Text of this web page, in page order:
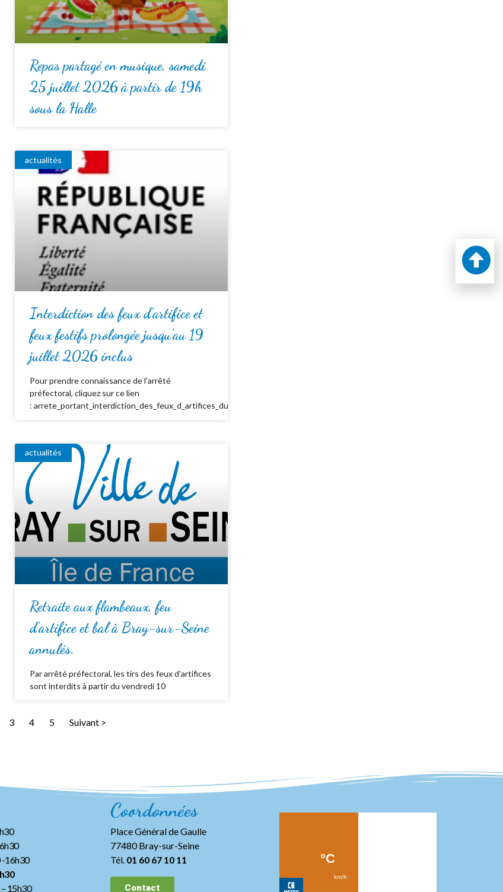
Repas partagé en musique, samedi
25 juillet 2026 à partir de 19h
sous la Halle
actualités
Interdiction des feux d’artifice et
feux festifs prolongée jusqu’au 19
juillet 2026 inclus
Pour prendre connaissance de l’arrêté
préfectoral, cliquez sur ce lien
: arrete_portant_interdiction_des_feux_d_artifices_du_15_au_19_juillet_2026
actualités
Retraite aux flambeaux, feu
d’artifice et bal à Bray-sur-Seine
annulés.
Par arrêté préfectoral, les tirs des feux d’artifices
sont interdits à partir du vendredi 10
3 4 5 Suivant >
-16h30
– 15h30
Coordonnées
Place Général de Gaulle
77480 Bray-sur-Seine
Tél. 01 60 67 10 11
Contact